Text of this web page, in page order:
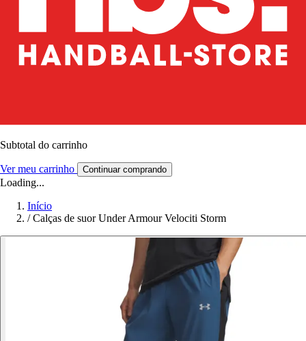
Subtotal do carrinho
Ver meu carrinho Continuar comprando
Loading...
Início
/ Calças de suor Under Armour Velociti Storm